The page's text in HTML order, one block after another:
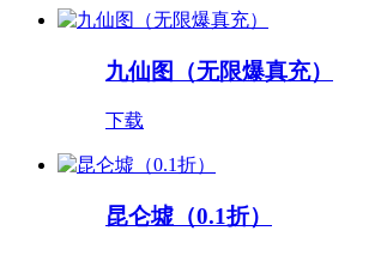
九仙图（无限爆真充）
下载
昆仑墟（0.1折）